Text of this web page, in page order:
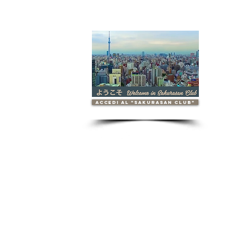
accedi al "Sakurasan Club"